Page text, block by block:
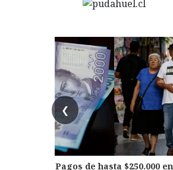
❮
Pagos de hasta $250.000 en